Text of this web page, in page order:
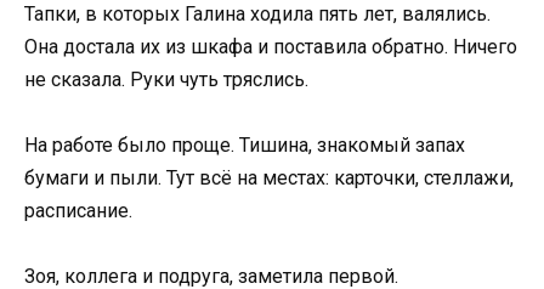
Тапки, в которых Галина ходила пять лет, валялись.
Она достала их из шкафа и поставила обратно. Ничего
не сказала. Руки чуть тряслись.
На работе было проще. Тишина, знакомый запах
бумаги и пыли. Тут всё на местах: карточки, стеллажи,
расписание.
Зоя, коллега и подруга, заметила первой.